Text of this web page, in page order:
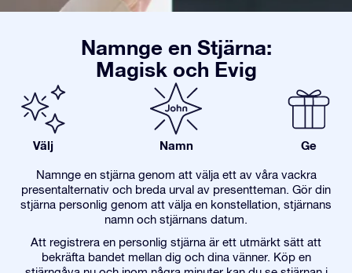
Namnge en Stjärna:
Magisk och Evig
Välj Namn Ge
Namnge en stjärna genom att välja ett av våra vackra
presentalternativ och breda urval av presentteman. Gör din
stjärna personlig genom att välja en konstellation, stjärnans
namn och stjärnans datum.
Att registrera en personlig stjärna är ett utmärkt sätt att
bekräfta bandet mellan dig och dina vänner. Köp en